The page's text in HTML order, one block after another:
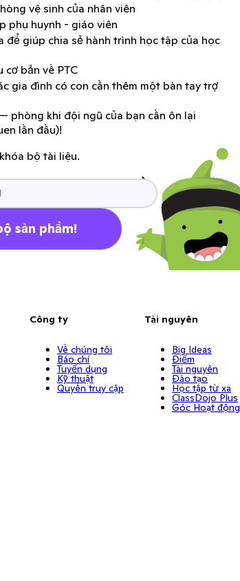
vệ sinh của nhân viên
phụ huynh - giáo viên
để giúp chia sẻ hành trình học tập của học
bản về PTC
gia đình có con cần thêm một bàn tay trợ
phòng khi đội ngũ của bạn cần ôn lại
lần đầu)!
bộ tài liệu.
sản phẩm!
Công ty
Về chúng tôi
Báo chí
Tuyển dụng
Kỹ thuật
Quyền truy cập
Tài nguyên
Big Ideas
Điểm
Tài nguyên
Đào tạo
Học tập từ xa
ClassDojo Plus
Góc Hoạt động